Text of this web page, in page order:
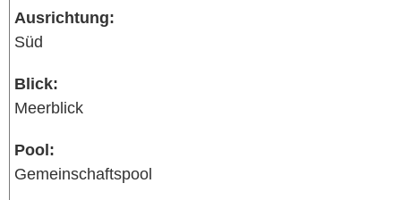
Ausrichtung:
Süd
Blick:
Meerblick
Pool:
Gemeinschaftspool